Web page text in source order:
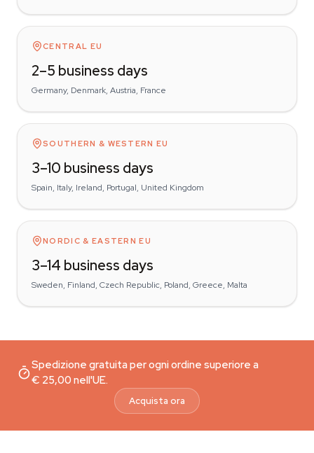
CENTRAL EU
2–5 business days
Germany, Denmark, Austria, France
SOUTHERN & WESTERN EU
3–10 business days
Spain, Italy, Ireland, Portugal, United Kingdom
NORDIC & EASTERN EU
3–14 business days
Sweden, Finland, Czech Republic, Poland, Greece, Malta
Spedizione gratuita per ogni ordine superiore a
€ 25,00 nell'UE.
Acquista ora